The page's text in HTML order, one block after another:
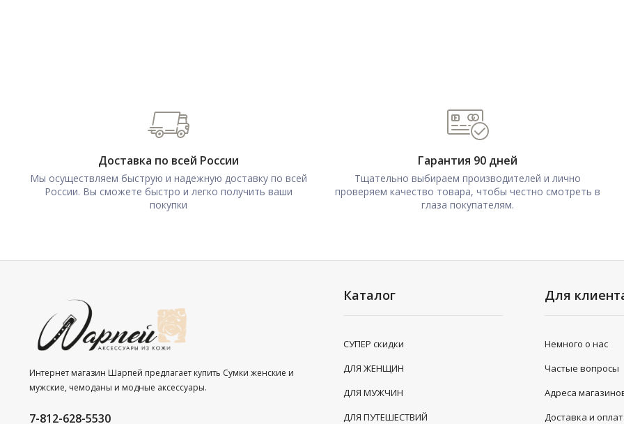
Доставка по всей России
Мы осуществляем быструю и надежную доставку по всей
России. Вы сможете быстро и легко получить ваши
покупки
Гарантия 90 дней
Тщательно выбираем производителей и лично
проверяем качество товара, чтобы честно смотреть в
глаза покупателям.
Интернет магазин Шарпей предлагает купить Сумки женские и
мужские, чемоданы и модные аксессуары.
7-812-628-5530
Каталог
СУПЕР скидки
ДЛЯ ЖЕНЩИН
ДЛЯ МУЖЧИН
ДЛЯ ПУТЕШЕСТВИЙ
Для
Немного о нас
Частые вопросы
Адреса
Доставка и